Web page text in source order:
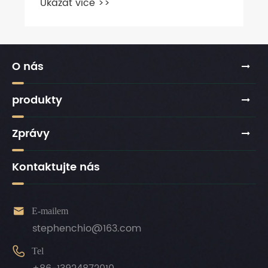
O nás
produkty
Zprávy
Kontaktujte nás
 E-mailem
stephenchio@163.com
 Tel